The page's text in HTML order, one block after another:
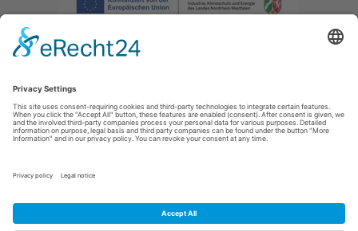
Afdruk |Privacybeleid|Verklaring van toegankelijkheid
E: info@sauerland.com